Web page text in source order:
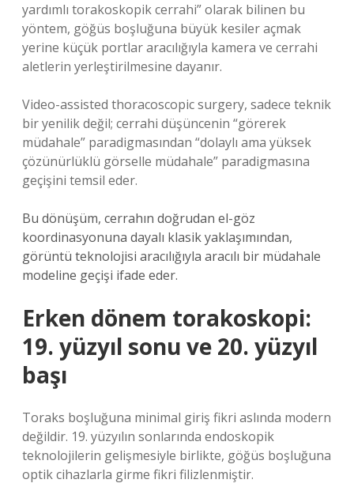
yardımlı torakoskopik cerrahi” olarak bilinen bu
yöntem, göğüs boşluğuna büyük kesiler açmak
yerine küçük portlar aracılığıyla kamera ve cerrahi
aletlerin yerleştirilmesine dayanır.
Video-assisted thoracoscopic surgery, sadece teknik
bir yenilik değil; cerrahi düşüncenin “görerek
müdahale” paradigmasından “dolaylı ama yüksek
çözünürlüklü görselle müdahale” paradigmasına
geçişini temsil eder.
Bu dönüşüm, cerrahın doğrudan el-göz
koordinasyonuna dayalı klasik yaklaşımından,
görüntü teknolojisi aracılığıyla aracılı bir müdahale
modeline geçişi ifade eder.
Erken dönem torakoskopi:
19. yüzyıl sonu ve 20. yüzyıl
başı
Toraks boşluğuna minimal giriş fikri aslında modern
değildir. 19. yüzyılın sonlarında endoskopik
teknolojilerin gelişmesiyle birlikte, göğüs boşluğuna
optik cihazlarla girme fikri filizlenmiştir.